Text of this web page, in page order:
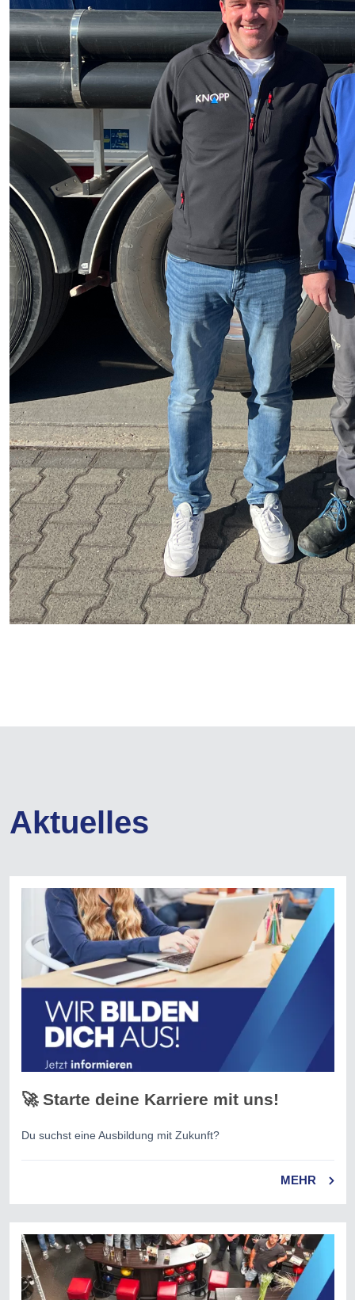
Aktuelles
🚀 Starte deine Karriere mit uns!
Du suchst eine Ausbildung mit Zukunft?
MEHR